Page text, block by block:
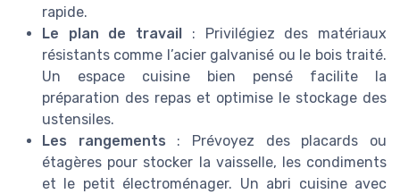
rapide.
Le plan de travail : Privilégiez des matériaux
résistants comme l’acier galvanisé ou le bois traité.
Un espace cuisine bien pensé facilite la
préparation des repas et optimise le stockage des
ustensiles.
Les rangements : Prévoyez des placards ou
étagères pour stocker la vaisselle, les condiments
et le petit électroménager. Un abri cuisine avec